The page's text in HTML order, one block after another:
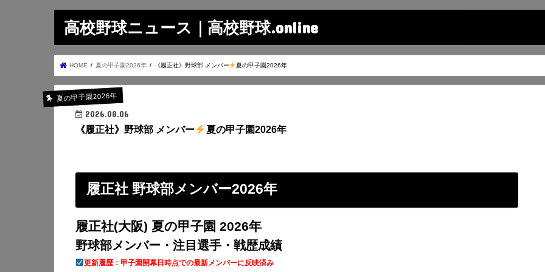
高校野球ニュース｜高校野球.online
HOME 夏の甲子園2026年 《履正社》野球部 メンバー 夏の甲子園2026年
夏の甲子園2026年
2026.08.06
《履正社》野球部 メンバー 夏の甲子園2026年
履正社 野球部メンバー2026年
履正社(大阪) 夏の甲子園 2026年
野球部メンバー・注目選手・戦歴成績
更新履歴：甲子園開幕日時点での最新メンバーに反映済み